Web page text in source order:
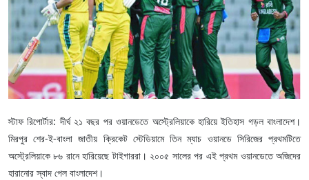
স্টাফ রিপোর্টার: দীর্ঘ ২১ বছর পর ওয়ানডেতে অস্ট্রেলিয়াকে হারিয়ে ইতিহাস গড়ল বাংলাদেশ।
মিরপুর শের-ই-বাংলা জাতীয় ক্রিকেট স্টেডিয়ামে তিন ম্যাচ ওয়ানডে সিরিজের প্রথমটিতে
অস্ট্রেলিয়াকে ৮৬ রানে হারিয়েছে টাইগাররা। ২০০৫ সালের পর এই প্রথম ওয়ানডেতে অজিদের
হারানোর স্বাদ পেল বাংলাদেশ।